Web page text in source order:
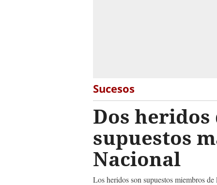
Sucesos
Dos
supuestos
Nacional
Los heridos son supuestos miembros